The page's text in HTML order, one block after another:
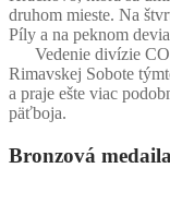
druhom mieste. Na
Píly a na peknom
Vedenie divízie
Rimavskej Sobote
a praje ešte viac
päťboja.
Bronzová